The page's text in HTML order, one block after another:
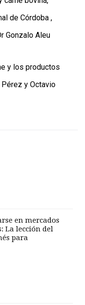
de Córdoba ,
Gonzalo Aleu
y los productos
Pérez y Octavio
en mercados
La lección del
para